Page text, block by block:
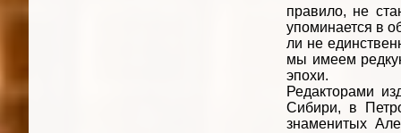
правило, не
упоминается в
ли не
мы имеем
эпохи.
Редакторами
Сибири, в
знаменитых